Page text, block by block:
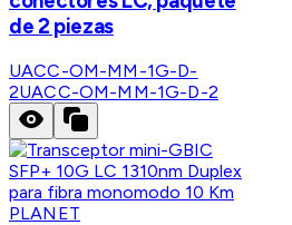
de 2 piezas
UACC-OM-MM-1G-D-
2UACC-OM-MM-1G-D-2
PLANET